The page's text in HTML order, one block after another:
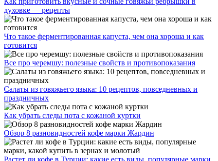
духовке — рецепты
Что такое ферментированная капуста, чем она хороша и как
готовится
Все про черемшу: полезные свойств и противопоказания
Салаты из говяжьего языка: 10 рецептов, повседневных и
праздничных
Как убрать следы пота с кожаной куртки
Обзор 8 разновидностей кофе марки Жардин
Растет ли кофе в Турции: какие есть виды, популярные марки,